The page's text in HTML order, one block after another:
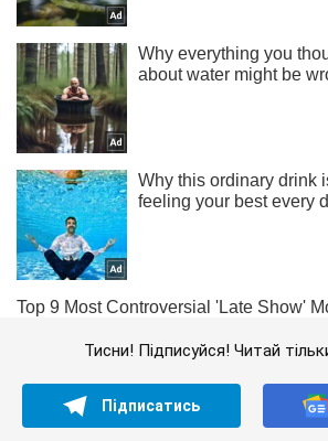
Тисни! Підписуйся! Читай
Підписатись